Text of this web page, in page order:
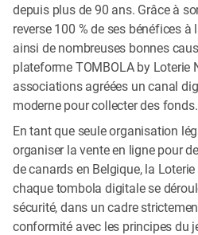
depuis plus de 90 ans. Grâce à
reverse 100 % de ses bénéfices
ainsi de nombreuses bonnes
plateforme TOMBOLA by Loterie
associations agréées un canal
moderne pour collecter des fonds.
En tant que seule organisation
organiser la vente en ligne pour
de canards en Belgique, la
chaque tombola digitale se
sécurité, dans un cadre
conformité avec les principes du